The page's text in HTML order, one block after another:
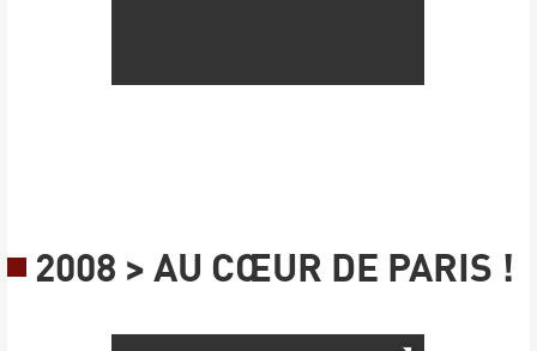
2008 > AU CŒUR DE PARIS !